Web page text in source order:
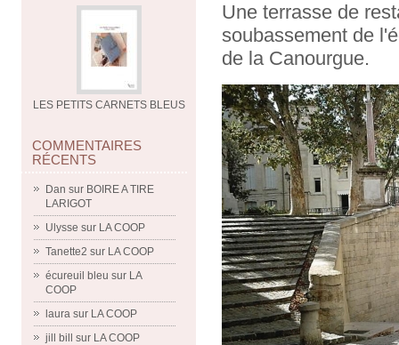
LES PETITS CARNETS BLEUS
COMMENTAIRES
RÉCENTS
Dan sur BOIRE A TIRE
LARIGOT
Ulysse sur LA COOP
Tanette2 sur LA COOP
écureuil bleu sur LA
COOP
laura sur LA COOP
jill bill
sur LA COOP
Une terrasse de
soubassement de
de la Canourgue.